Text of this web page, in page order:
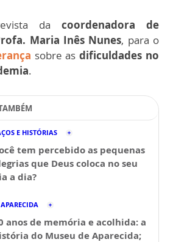
da coordenadora de
Maria Inês Nunes, para o
sobre asdificuldades no
.
E HISTÓRIAS
tem percebido as pequenas
que Deus coloca no seu
a dia?
APARECIDA
anos de memória e acolhida: a
do Museu de Aparecida;